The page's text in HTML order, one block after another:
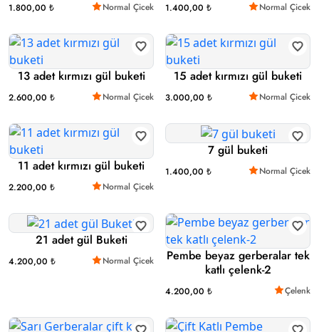
1.800,00 ₺ Normal Çicek 1.400,00 ₺ Normal Çicek
13 adet kırmızı gül buketi
2.600,00 ₺ Normal Çicek
15 adet kırmızı gül buketi
3.000,00 ₺ Normal Çicek
11 adet kırmızı gül buketi
2.200,00 ₺ Normal Çicek
7 gül buketi
1.400,00 ₺ Normal Çicek
21 adet gül Buketi
4.200,00 ₺ Normal Çicek
Pembe beyaz gerberalar tek
katlı çelenk-2
4.200,00 ₺ Çelenk